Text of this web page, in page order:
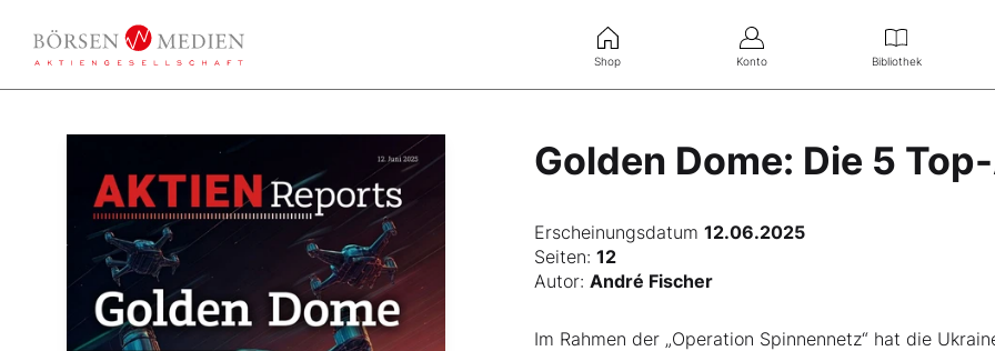
Shop Konto Bibliothek
Golden Dome: Die 5
Erscheinungsdatum12.06.2025
Seiten:12
Autor:André Fischer
Im Rahmen der „Operation Spinnennetz“ hat die